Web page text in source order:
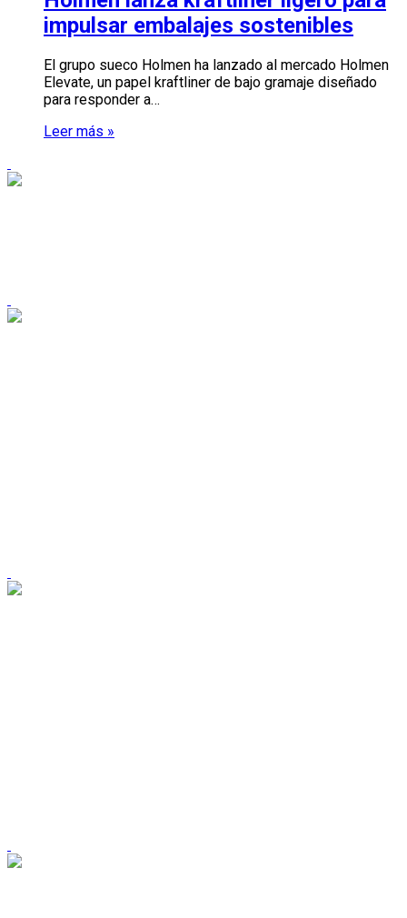
impulsar embalajes sostenibles
El grupo sueco Holmen ha lanzado al mercado Holmen
Elevate, un papel kraftliner de bajo gramaje diseñado
para responder a…
Leer más »